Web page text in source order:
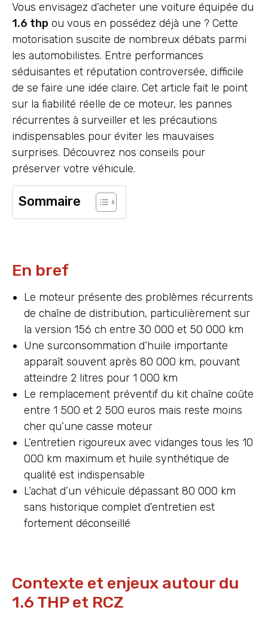
Vous envisagez d’acheter une voiture équipée du
1.6 thp ou vous en possédez déjà une ? Cette
motorisation suscite de nombreux débats parmi
les automobilistes. Entre performances
séduisantes et réputation controversée, difficile
de se faire une idée claire. Cet article fait le point
sur la fiabilité réelle de ce moteur, les pannes
récurrentes à surveiller et les précautions
indispensables pour éviter les mauvaises
surprises. Découvrez nos conseils pour
préserver votre véhicule.
Sommaire
En bref
Le moteur présente des problèmes récurrents
de chaîne de distribution, particulièrement sur
la version 156 ch entre 30 000 et 50 000 km
Une surconsommation d’huile importante
apparaît souvent après 80 000 km, pouvant
atteindre 2 litres pour 1 000 km
Le remplacement préventif du kit chaîne coûte
entre 1 500 et 2 500 euros mais reste moins
cher qu’une casse moteur
L’entretien rigoureux avec vidanges tous les 10
000 km maximum et huile synthétique de
qualité est indispensable
L’achat d’un véhicule dépassant 80 000 km
sans historique complet d’entretien est
fortement déconseillé
Contexte et enjeux autour du
1.6 THP et RCZ